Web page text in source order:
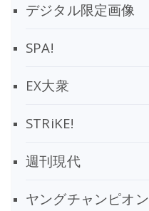
デジタル限定画像
SPA!
EX大衆
STRiKE!
週刊現代
ヤングチャンピオン